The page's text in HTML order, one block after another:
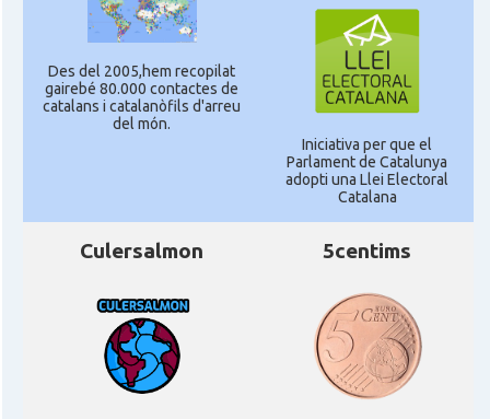
Des del 2005,hem recopilat
gairebé 80.000 contactes de
catalans i catalanòfils d'arreu
del món.
Iniciativa per que el
Parlament de Catalunya
adopti una Llei Electoral
Catalana
Culersalmon 5centims